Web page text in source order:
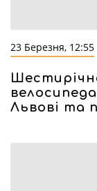
23 Березня, 12:55
Львові та